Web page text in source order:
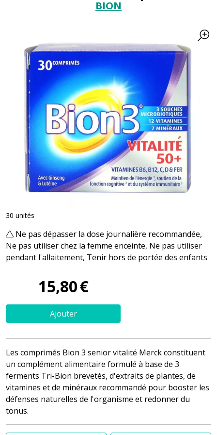
BION
30 unités
Ne pas dépasser la dose journalière recommandée,
Ne pas utiliser chez la femme enceinte, Ne pas utiliser
pendant l'allaitement, Tenir hors de portée des enfants
15,80€
Ajouter
Les comprimés Bion 3 senior vitalité Merck constituent
un complément alimentaire formulé à base de 3
ferments Tri-Bion brevetés, d'extraits de plantes, de
vitamines et de minéraux recommandé pour booster les
défenses naturelles de l'organisme et redonner du
tonus.